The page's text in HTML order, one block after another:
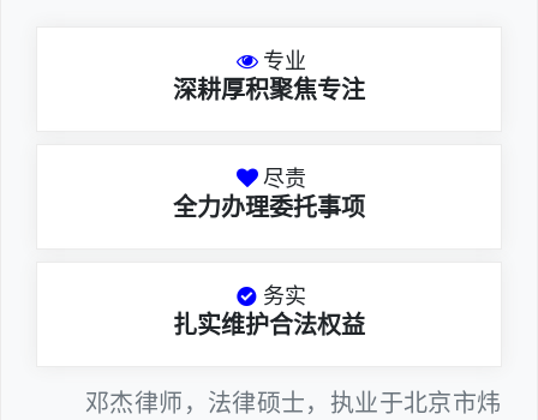
专业
深耕厚积聚焦专注
尽责
全力办理委托事项
务实
扎实维护合法权益
邓杰律师，法律硕士，执业于北京市炜